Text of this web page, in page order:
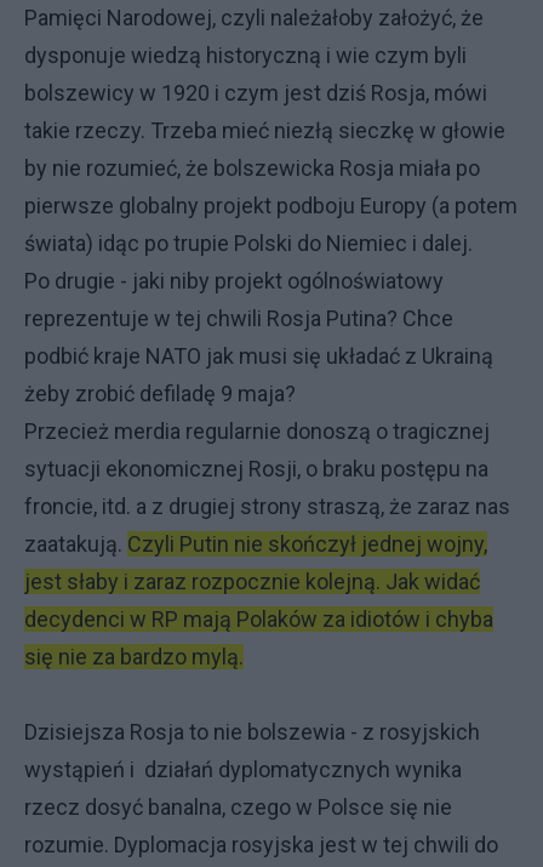
Pamięci Narodowej, czyli należałoby założyć, że
dysponuje wiedzą historyczną i wie czym byli
bolszewicy w 1920 i czym jest dziś Rosja, mówi
takie rzeczy. Trzeba mieć niezłą sieczkę w głowie
by nie rozumieć, że bolszewicka Rosja miała po
pierwsze globalny projekt podboju Europy (a potem
świata) idąc po trupie Polski do Niemiec i dalej.
Po drugie - jaki niby projekt ogólnoświatowy
reprezentuje w tej chwili Rosja Putina? Chce
podbić kraje NATO jak musi się układać z Ukrainą
żeby zrobić defiladę 9 maja?
Przecież merdia regularnie donoszą o tragicznej
sytuacji ekonomicznej Rosji, o braku postępu na
froncie, itd. a z drugiej strony straszą, że zaraz nas
zaatakują. Czyli Putin nie skończył jednej wojny,
jest słaby i zaraz rozpocznie kolejną. Jak widać
decydenci w RP mają Polaków za idiotów i chyba
się nie za bardzo mylą.
Dzisiejsza Rosja to nie bolszewia - z rosyjskich
wystąpień i działań dyplomatycznych wynika
rzecz dosyć banalna, czego w Polsce się nie
rozumie. Dyplomacja rosyjska jest w tej chwili do